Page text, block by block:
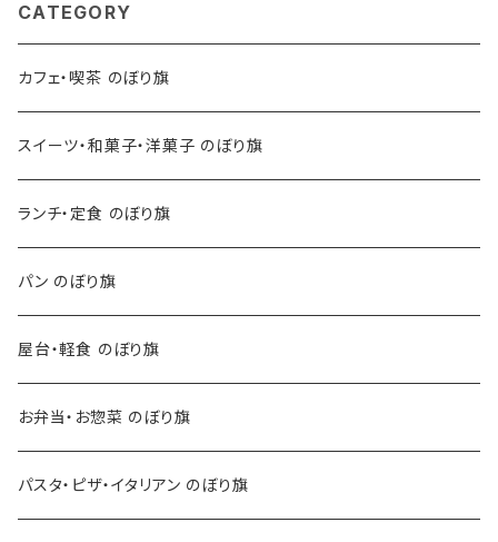
CATEGORY
カフェ・喫茶 のぼり旗
スイーツ・和菓子・洋菓子 のぼり旗
ランチ・定食 のぼり旗
パン のぼり旗
屋台・軽食 のぼり旗
お弁当・お惣菜 のぼり旗
パスタ・ピザ・イタリアン のぼり旗